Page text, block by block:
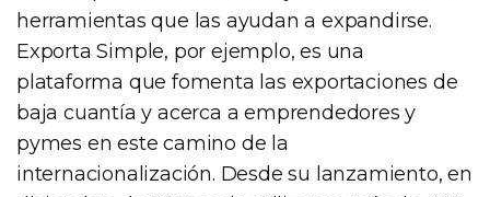
herramientas que las ayudan a expandirse.
Exporta Simple, por ejemplo, es una
plataforma que fomenta las exportaciones de
baja cuantía y acerca a emprendedores y
pymes en este camino de la
internacionalización. Desde su lanzamiento, en